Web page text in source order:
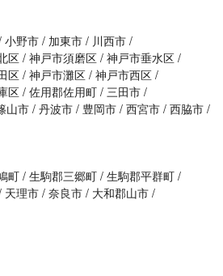
小野市 加東市
川西市
区 神戸市須磨区 神戸市垂水区
区 神戸市灘区 神戸市西区
区 佐用郡佐用町 三田市
山市 丹波市 豊岡市 西宮市 西脇市
町 生駒郡三郷町 生駒郡平群町
天理市 奈良市
大和郡山市